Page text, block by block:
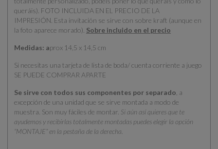
queráis). FOTO INCLUIDA EN EL PRECIO DE LA
IMPRESIÓN. Esta invitación se sirve con sobre kraft (aunque en
la foto aparece morado). Sobre incluido en el precio
Medidas: aprox 14,5 x 14,5 cm
Si necesitas una tarjeta de lista de boda/ cuenta corriente a juego
SE PUEDE COMPRAR APARTE
Se sirve con todos sus componentes por separado , a
excepción de una unidad que se sirve montada a modo de
muestra. Son muy fáciles de montar. Si aún así quieres que te
ayudemos y recibirlas totalmente montadas puedes elegir la opción
“MONTAJE” en la pestaña de la derecha.